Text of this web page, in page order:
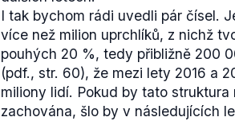
nacionalismem, aby tito lidé
případě nutnosti se také
Předseda EP tedy nemluví o
právě naopak se vymezuje proti
budoucnu chtěli prosadit bojem.
o prohlášení jednoho z čelních
I tak bychom rádi uvedli pár čísel.
více než milion uprchlíků, z nichž
pouhých 20 %, tedy přibližně 200
(pdf., str. 60), že mezi lety 2016 a
miliony lidí. Pokud by tato
zachována, šlo by v následujících